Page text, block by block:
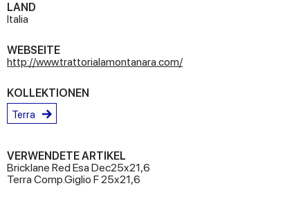
LAND
Italia
WEBSEITE
http://www.trattorialamontanara.com/
KOLLEKTIONEN
Terra
VERWENDETE ARTIKEL
Bricklane Red Esa Dec25x21,6
Terra Comp.Giglio F 25x21,6